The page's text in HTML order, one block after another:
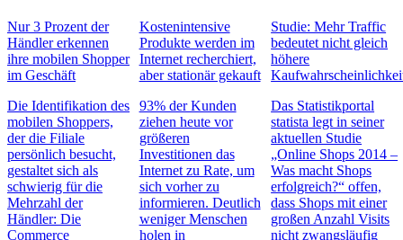
Nur 3 Prozent der
Händler erkennen
ihre mobilen Shopper
im Geschäft
Die Identifikation des
mobilen Shoppers,
der die Filiale
persönlich besucht,
gestaltet sich als
schwierig für die
Mehrzahl der
Händler: Die
Commerce
Kostenintensive
Produkte werden im
Internet recherchiert,
aber stationär gekauft
93% der Kunden
ziehen heute vor
größeren
Investitionen das
Internet zu Rate, um
sich vorher zu
informieren. Deutlich
weniger Menschen
holen in
Studie: Mehr Traffic
bedeutet nicht gleich
höhere
Das Statistikportal
statista legt in seiner
aktuellen Studie
„Online Shops 2014 –
Was macht Shops
erfolgreich?“ offen,
dass Shops mit einer
großen Anzahl Visits
nicht zwangsläufig